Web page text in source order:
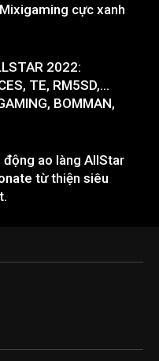
cực xanh
2022:
TE, RM5SD,…
BOMMAN,
động ao làng AllStar
từ thiện siêu